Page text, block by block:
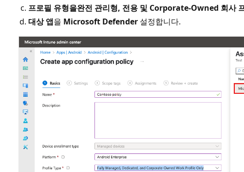
프로필 유형을완전 관리형, 전용 및 Corporate-Owned 회사
대상 앱을 Microsoft Defender 설정합니다.